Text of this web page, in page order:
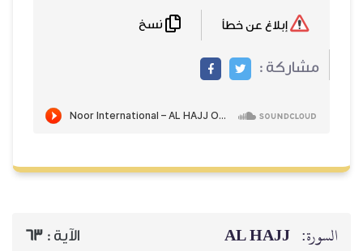
مشاركة :
السورة: AL HAJJ الآية : 63